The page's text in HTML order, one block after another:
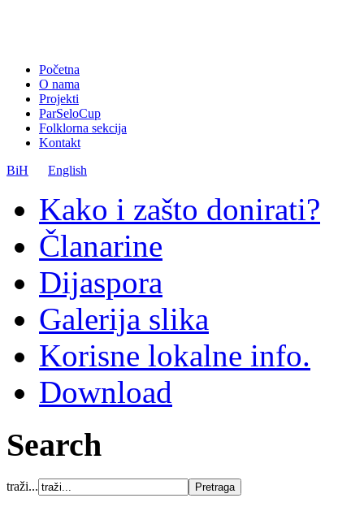
Početna
O nama
Projekti
ParSeloCup
Folklorna sekcija
Kontakt
BiH
English
Kako i zašto donirati?
Članarine
Dijaspora
Galerija slika
Korisne lokalne info.
Download
Search
traži...